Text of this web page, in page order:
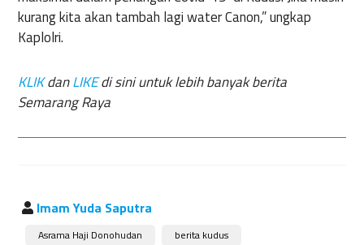
kurang kita akan tambah lagi water Canon,” ungkap
Kaplolri.
KLIKdanLIKEdi sini untuk lebih banyak berita
Semarang Raya
Imam Yuda Saputra
Asrama Haji Donohudan
berita kudus